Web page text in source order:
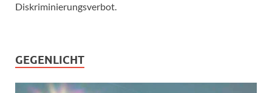
Diskriminierungsverbot.
GEGENLICHT